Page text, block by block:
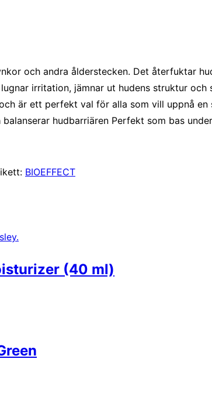
och andra ålderstecken. Det återfuktar
irritation, jämnar ut hudens struktur
är ett perfekt val för alla som vill uppnå
hudbarriären Perfekt som bas
BIOEFFECT
(40 ml)